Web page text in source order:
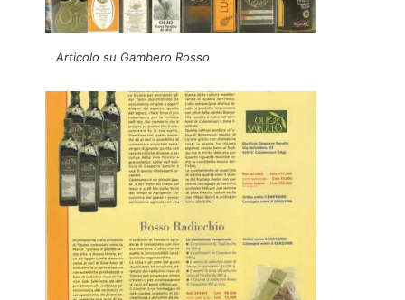
Articolo su Gambero Rosso